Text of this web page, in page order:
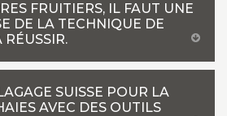
FRUITIERS, IL FAUT UNE
DE LA TECHNIQUE DE
SUISSE POUR LA
AVEC DES OUTILS